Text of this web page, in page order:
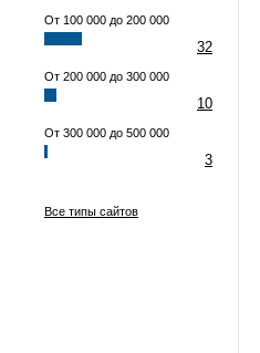
От 100 000 до 200 000
32
От 200 000 до 300 000
10
От 300 000 до 500 000
3
Все типы сайтов